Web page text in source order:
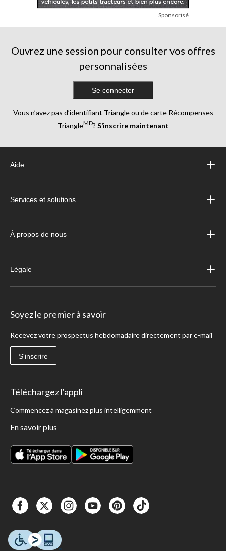
Sponsorisé
Ouvrez une session pour consulter vos offres
personnalisées
Se connecter
Vous n’avez pas d’identifiant Triangle ou de carte Récompenses
TriangleMD? S’inscrire maintenant
Aide
Services et solutions
À propos de nous
Légale
Soyez le premier à savoir
Recevez votre prospectus hebdomadaire directement par e-mail
S'inscrire
Téléchargez l'appli
Commencez à magasinez plus intelligemment
En savoir plus